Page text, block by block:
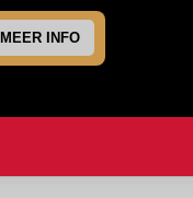
MEER INFO